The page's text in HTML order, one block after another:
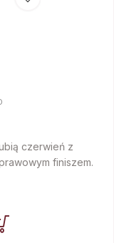
czerwień z
finiszem.